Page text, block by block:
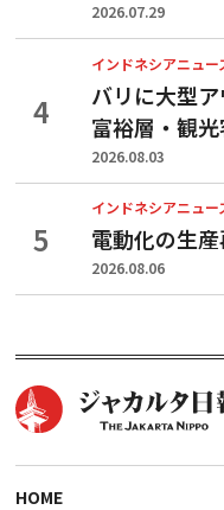
2026.07.29
インドネシアニュー
バリに大型ア
富裕層・観光
2026.08.03
インドネシアニュー
電動化の生
2026.08.06
HOME